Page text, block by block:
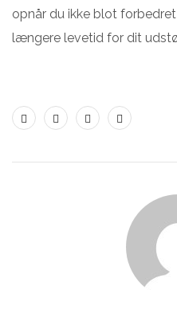
opnår du ikke blot
længere levetid for dit